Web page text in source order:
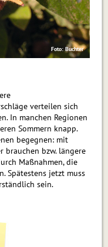
Foto: Buchter
verteilen sich
In manchen Regionen
Sommern knapp.
begegnen: mit
brauchen bzw. längere
Maßnahmen, die
Spätestens jetzt muss
sein.